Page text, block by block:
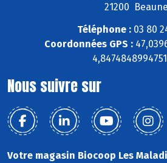
21200 Beaune
Téléphone :03 80
Coordonnées GPS :
Nous suivre sur
Votre magasin Biocoop Les